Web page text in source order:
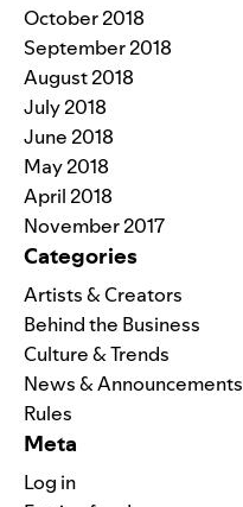
October 2018
September 2018
August 2018
July 2018
June 2018
May 2018
April 2018
November 2017
Categories
Artists & Creators
Behind the Business
Culture & Trends
News & Announcements
Rules
Meta
Log in